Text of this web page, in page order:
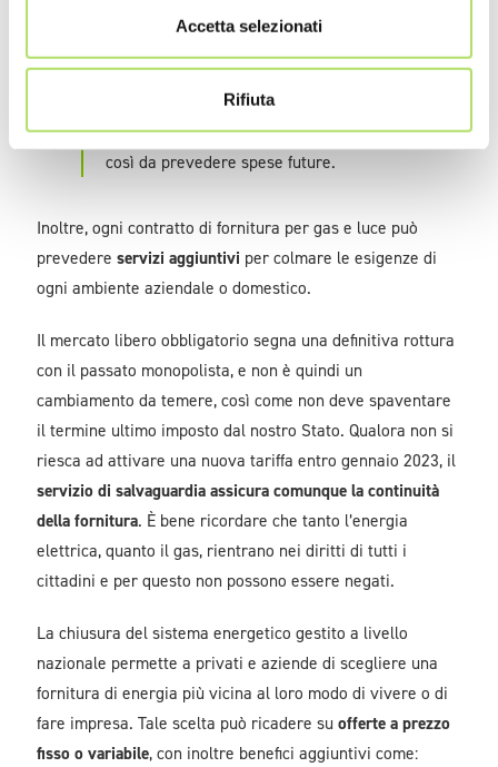
Accetta selezionati
Rifiuta
la possibilità di scegliere un unico fornitore per
elettricità e gas;
prezzi bloccati per un periodo di tempo limitato,
così da prevedere spese future.
Inoltre, ogni contratto di fornitura per gas e luce può
prevedere servizi aggiuntivi per colmare le esigenze di
ogni ambiente aziendale o domestico.
Il mercato libero obbligatorio segna una definitiva rottura
con il passato monopolista, e non è quindi un
cambiamento da temere, così come non deve spaventare
il termine ultimo imposto dal nostro Stato. Qualora non si
riesca ad attivare una nuova tariffa entro gennaio 2023, il
servizio di salvaguardia assicura comunque la continuità
della fornitura. È bene ricordare che tanto l’energia
elettrica, quanto il gas, rientrano nei diritti di tutti i
cittadini e per questo non possono essere negati.
La chiusura del sistema energetico gestito a livello
nazionale permette a privati e aziende di scegliere una
fornitura di energia più vicina al loro modo di vivere o di
fare impresa. Tale scelta può ricadere su offerte a prezzo
fisso o variabile, con inoltre benefici aggiuntivi come: